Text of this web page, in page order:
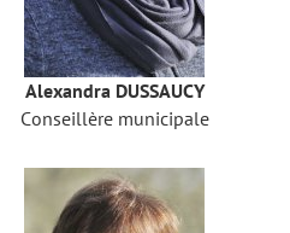
Alexandra DUSSAUCY
Conseillère municipale